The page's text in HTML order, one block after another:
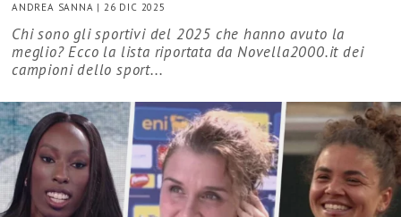
ANDREA SANNA |26 DIC 2025
Chi sono gli sportivi del 2025 che hanno avuto la
meglio? Ecco la lista riportata da Novella2000.it dei
campioni dello sport...